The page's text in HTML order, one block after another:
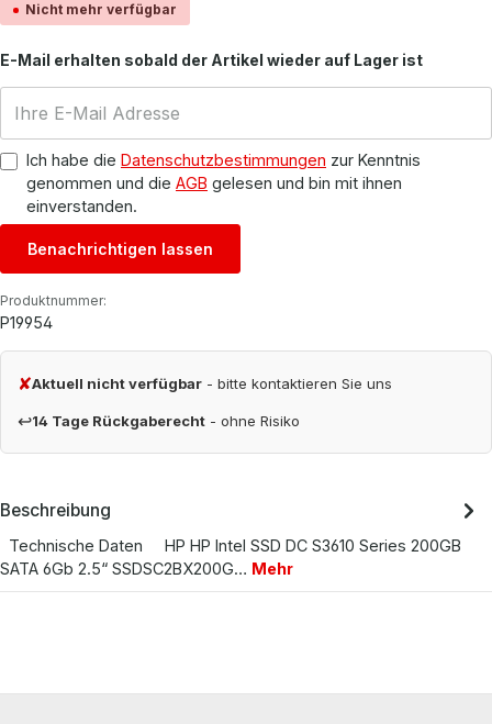
Nicht mehr verfügbar
E-Mail erhalten sobald der Artikel wieder auf Lager ist
Ich habe die Datenschutzbestimmungen zur Kenntnis
genommen und die AGB gelesen und bin mit ihnen
einverstanden.
Benachrichtigen lassen
Produktnummer:
P19954
✘Aktuell nicht verfügbar - bitte kontaktieren Sie uns
↩14 Tage Rückgaberecht - ohne Risiko
Beschreibung
Technische Daten HP HP Intel SSD DC S3610 Series 200GB
SATA 6Gb 2.5“ SSDSC2BX200G… Mehr